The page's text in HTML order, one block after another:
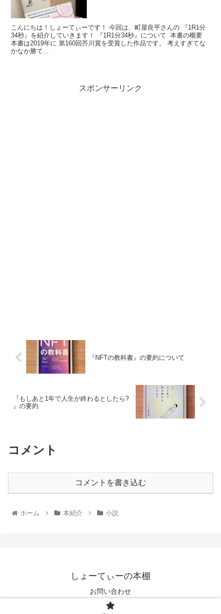
こんにちは！しょーてぃーです！ 今回は、町屋良平さんの 『1R1分
34秒』を紹介していきます！ 『1R1分34秒』について 本書の概要
本書は2019年に 第160回芥川賞を受賞した作品です。 考えすぎてな
かなか勝て...
スポンサーリンク
『NFTの教科書』の要約について
『もしあと1年で人生が終わるとしたら?
』の要約
コメント
コメントを書き込む
ホーム 本紹介 小説
しょーてぃーの本棚
お問い合わせ
© 2021 しょーてぃーの本棚.